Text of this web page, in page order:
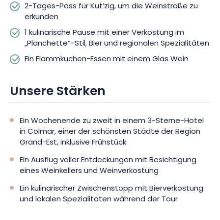
2-Tages-Pass für Kut’zig, um die Weinstraße zu
erkunden
1 kulinarische Pause mit einer Verkostung im
„Planchette“-Stil, Bier und regionalen Spezialitäten
Ein Flammkuchen-Essen mit einem Glas Wein
Unsere Stärken
Ein Wochenende zu zweit in einem 3-Sterne-Hotel
in Colmar, einer der schönsten Städte der Region
Grand-Est, inklusive Frühstück
Ein Ausflug voller Entdeckungen mit Besichtigung
eines Weinkellers und Weinverkostung
Ein kulinarischer Zwischenstopp mit Bierverkostung
und lokalen Spezialitäten während der Tour